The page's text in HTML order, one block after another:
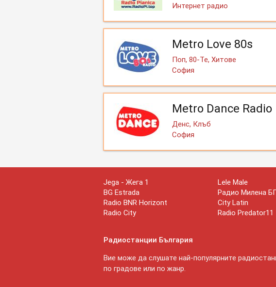
Интернет радио
Metro Love 80s
Поп, 80-Те, Хитове
София
Metro Dance Radio
Денс, Клъб
София
Jega - Жега 1
BG Estrada
Radio BNR Horizont
Radio City
Lele Male
Радио Милена
City Latin
Radio Predator11
Радиостанции България
Вие може да слушате най-популярните
по градове или по жанр.